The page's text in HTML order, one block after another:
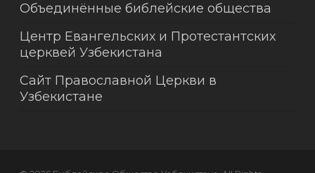
Объединённые библейские общества
Центр Евангельских и Протестантских
церквей Узбекистана
Сайт Православной Церкви в
Узбекистане